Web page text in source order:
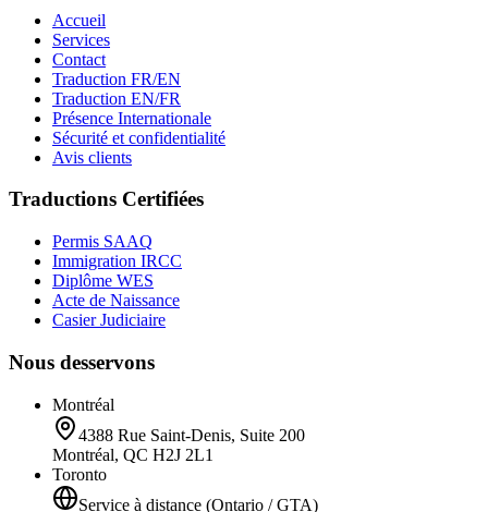
Accueil
Services
Contact
Traduction FR/EN
Traduction EN/FR
Présence Internationale
Sécurité et confidentialité
Avis clients
Traductions Certifiées
Permis SAAQ
Immigration IRCC
Diplôme WES
Acte de Naissance
Casier Judiciaire
Nous desservons
Montréal
4388 Rue Saint-Denis, Suite 200
Montréal, QC H2J 2L1
Toronto
Service à distance (Ontario / GTA)